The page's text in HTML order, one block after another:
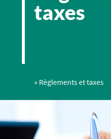
taxes
» Règlements et taxes